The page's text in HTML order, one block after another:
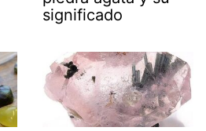
significado